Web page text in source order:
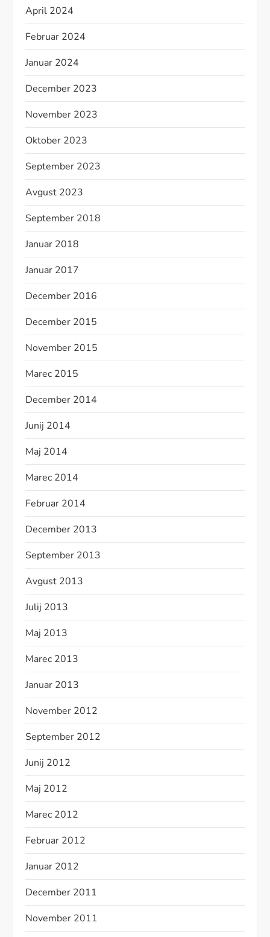
April 2024
Februar 2024
Januar 2024
December 2023
November 2023
Oktober 2023
September 2023
Avgust 2023
September 2018
Januar 2018
Januar 2017
December 2016
December 2015
November 2015
Marec 2015
December 2014
Junij 2014
Maj 2014
Marec 2014
Februar 2014
December 2013
September 2013
Avgust 2013
Julij 2013
Maj 2013
Marec 2013
Januar 2013
November 2012
September 2012
Junij 2012
Maj 2012
Marec 2012
Februar 2012
Januar 2012
December 2011
November 2011